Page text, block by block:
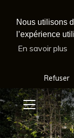
Nous utilisons
l’expérience
En savoir plus
Refuser
Menu